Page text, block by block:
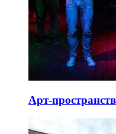
Арт-